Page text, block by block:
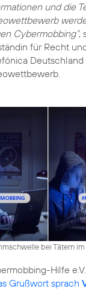
und die
Cybermobbing“,
für Recht
bei Tätern
Hilfe
Grußwort sprach